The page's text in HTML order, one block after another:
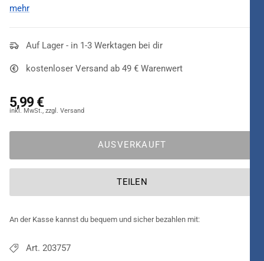
spitz und scharf, so dass derklassische Degen 63 cm
kommen darf. Die Glocke ist detailreich verziert
Musketiere und viele andere Kostüme.
mehr
Auf Lager - in 1-3 Werktagen bei dir
kostenloser Versand ab 49 € Warenwert
5,99 €
AUSVERKAUFT
TEILEN
An der Kasse kannst du bequem und sicher bezahlen mit:
Art. 203757